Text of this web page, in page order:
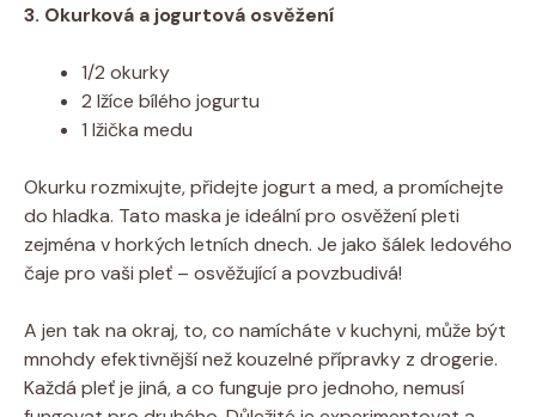
3. Okurková a jogurtová osvěžení
1/2 okurky
2 lžíce bílého jogurtu
1 lžička medu
Okurku rozmixujte, přidejte jogurt a med, a promíchejte
do hladka. Tato maska je ideální pro osvěžení pleti
zejména v horkých letních dnech. Je jako šálek ledového
čaje pro vaši pleť – osvěžující a povzbudivá!
A jen tak na okraj, to, co namícháte v kuchyni, může být
mnohdy efektivnější než kouzelné přípravky z drogerie.
Každá pleť je jiná, a co funguje pro jednoho, nemusí